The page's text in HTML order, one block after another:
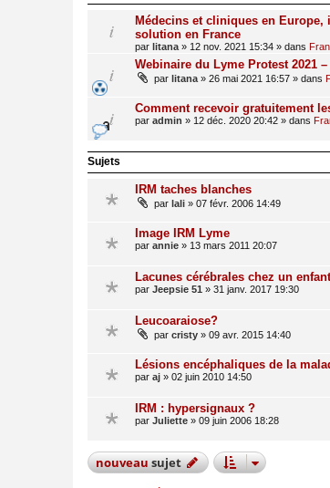
Médecins et cliniques en
solution en France
par litana » 12 nov. 2021 15:34 » dans
Webinaire du Lyme Protest 2021
par litana » 26 mai 2021 16:57 » dans
Comment recevoir gratuitement
par admin » 12 déc. 2020 20:42 » dans
Sujets
IRM taches blanches
par lali » 07 févr. 2006 14:49
Image IRM Lyme
par annie » 13 mars 2011 20:07
Lacunes cérébrales chez un
par Jeepsie 51 » 31 janv. 2017 19:30
Leucoaraiose?
par cristy » 09 avr. 2015 14:40
Lésions encéphaliques de la
par aj » 02 juin 2010 14:50
IRM : hypersignaux ?
par Juliette » 09 juin 2006 18:28
nouveausujet